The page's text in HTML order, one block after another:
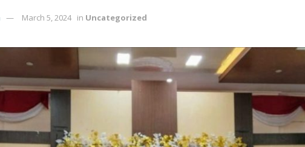
March 5, 2024 in Uncategorized